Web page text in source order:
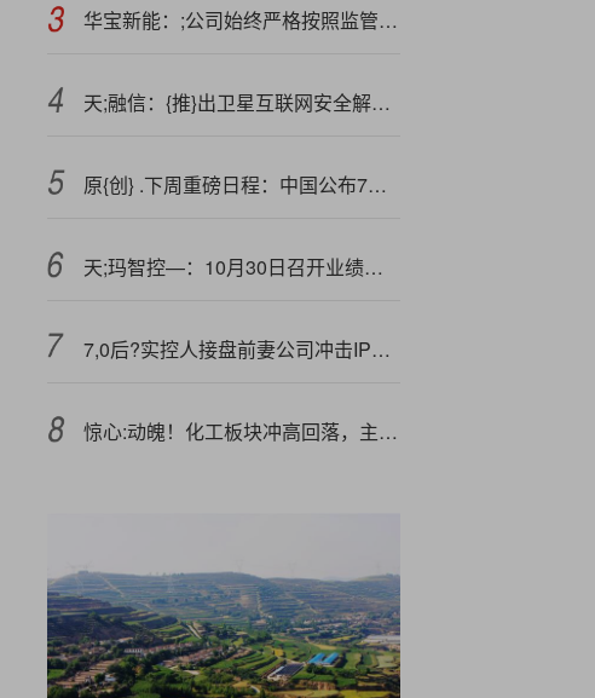
华宝新能：;公司始终严格按照监管要求履行信息披露义务，不存在应披露未披露事项
天;融信：{推}出卫星互联网安全解决方案
原{创} .下周重磅日程：中国公布7月通胀、进出口数据，美国限俄乌8月8日前达成协议
天;玛智控—：10月30日召开业绩说明会，投资者参与
7,0后?实控人接盘前妻公司冲击IPO，二婚娶90后
惊心:动魄！化工板块冲高回落，主力25亿抢筹！磷矿需求爆发在即，机构高呼化工景气复苏预期持续